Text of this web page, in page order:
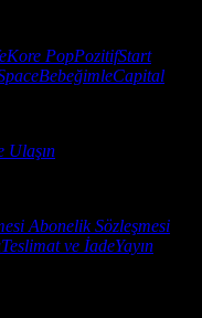
Kore PopPozitifStart
BebeğimleCapital
Ulaşın
Abonelik Sözleşmesi
Teslimat ve İadeYayın